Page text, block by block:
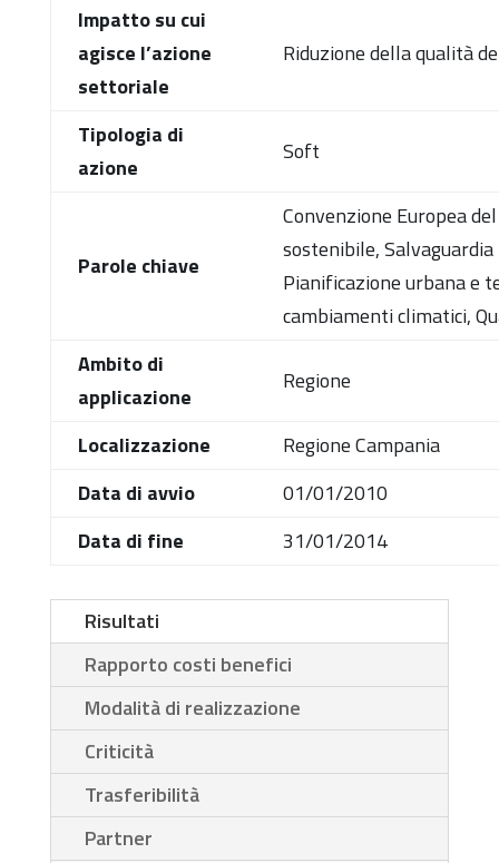
Impatto su cui
agisce l’azione
settoriale
Riduzione della qualità
Tipologia di
azione
Soft
Parole chiave
Convenzione Europea
sostenibile,
Pianificazione urbana e
cambiamenti climatici,
Ambito di
applicazione
Regione
Localizzazione
Regione Campania
Data di avvio
01/01/2010
Data di fine
31/01/2014
Risultati
Rapporto costi benefici
Modalità di realizzazione
Criticità
Trasferibilità
Partner